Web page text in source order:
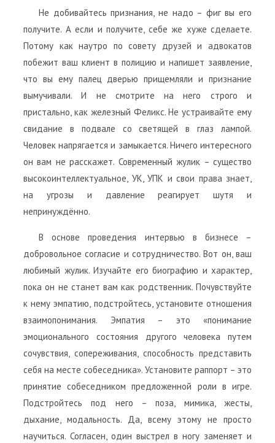
Не добивайтесь признания, не надо – фиг вы его
получите. А если и получите, себе же хуже сделаете.
Потому как наутро по совету друзей и адвокатов
побежит ваш клиент в полицию и напишет заявление,
что вы ему палец дверью прищемляли и признание
вымучивали. И не смотрите на него строго и
пристально, как железный Феликс. Не устраивайте ему
свидание в подвале со светящей в глаз лампой.
Человек напрягается и замыкается. Ничего интересного
он вам не расскажет. Современный жулик – существо
высокоинтеллектуальное, УК, УПК и свои права знает,
на угрозы и давление реагирует шутя и
непринуждённо.
В основе проведения интервью в бизнесе –
добровольное согласие и сотрудничество. Вот он, ваш
любимый жулик. Изучайте его биографию и характер,
пока он не станет вам как родственник. Почувствуйте
к нему эмпатию, подстройтесь, установите отношения
взаимопонимания. Эмпатия – это «понимание
эмоционального состояния другого человека путем
сочувствия, сопереживания, способность представить
себя на месте собеседника». Установите раппорт – это
принятие собеседником предложенной роли в игре.
Подстройтесь под него – поза, мимика, жесты,
дыхание, модальность. Да, всему этому не просто
научиться. Согласен, один выстрел в ногу заменяет и